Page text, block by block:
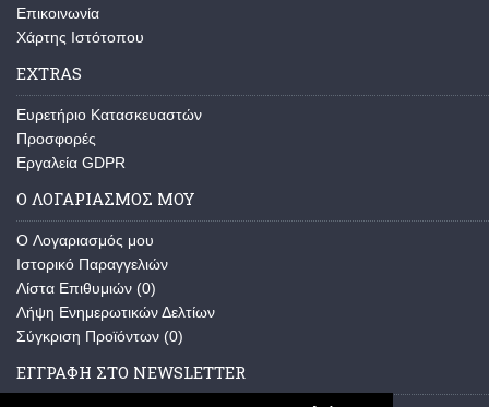
Επικοινωνία
Χάρτης Ιστότοπου
EXTRAS
Ευρετήριο Κατασκευαστών
Προσφορές
Εργαλεία GDPR
Ο ΛΟΓΑΡΙΑΣΜΟΣ ΜΟΥ
O Λογαριασμός μου
Ιστορικό Παραγγελιών
Λίστα Επιθυμιών (0)
Λήψη Ενημερωτικών Δελτίων
Σύγκριση Προϊόντων (0)
ΕΓΓΡΑΦΗ ΣΤΟ NEWSLETTER